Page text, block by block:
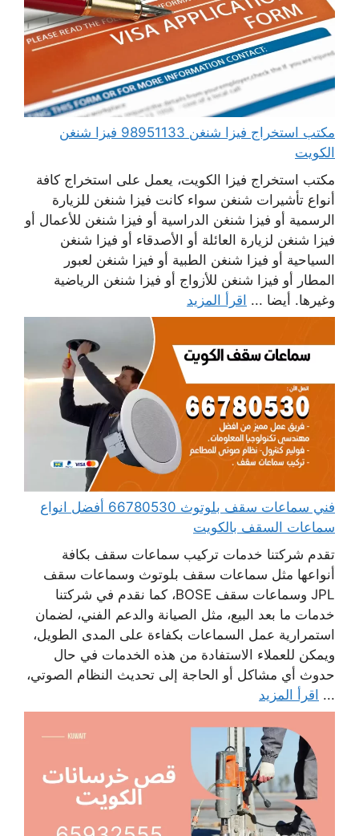
مكتب استخراج فيزا شنغن 98951133 فيزا شنغن
الكويت
مكتب استخراج فيزا الكويت، يعمل على استخراج كافة
أنواع تأشيرات شنغن سواء كانت فيزا شنغن للزيارة
الرسمية أو فيزا شنغن الدراسية أو فيزا شنغن للأعمال أو
فيزا شنغن لزيارة العائلة أو الأصدقاء أو فيزا شنغن
السياحية أو فيزا شنغن الطبية أو فيزا شنغن لعبور
المطار أو فيزا شنغن للأزواج أو فيزا شنغن الرياضية
وغيرها. أيضا ... اقرأ المزيد
فني سماعات سقف بلوتوث 66780530 أفضل انواع
سماعات السقف بالكويت
تقدم شركتنا خدمات تركيب سماعات سقف بكافة
أنواعها مثل سماعات سقف بلوتوث وسماعات سقف
JPL وسماعات سقف BOSE، كما نقدم في شركتنا
خدمات ما بعد البيع، مثل الصيانة والدعم الفني، لضمان
استمرارية عمل السماعات بكفاءة على المدى الطويل،
ويمكن للعملاء الاستفادة من هذه الخدمات في حال
حدوث أي مشاكل أو الحاجة إلى تحديث النظام الصوتي،
... اقرأ المزيد